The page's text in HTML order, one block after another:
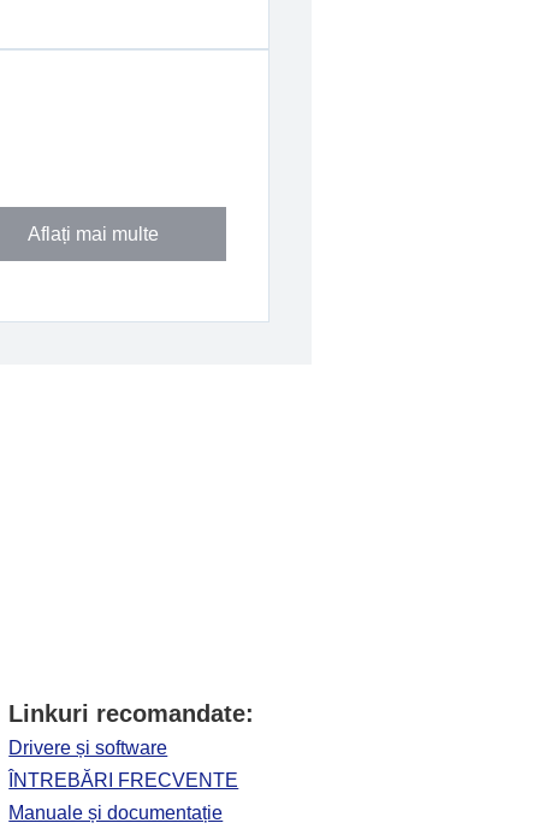
Aflați mai multe
Linkuri recomandate:
Drivere și software
ÎNTREBĂRI FRECVENTE
Manuale și documentație